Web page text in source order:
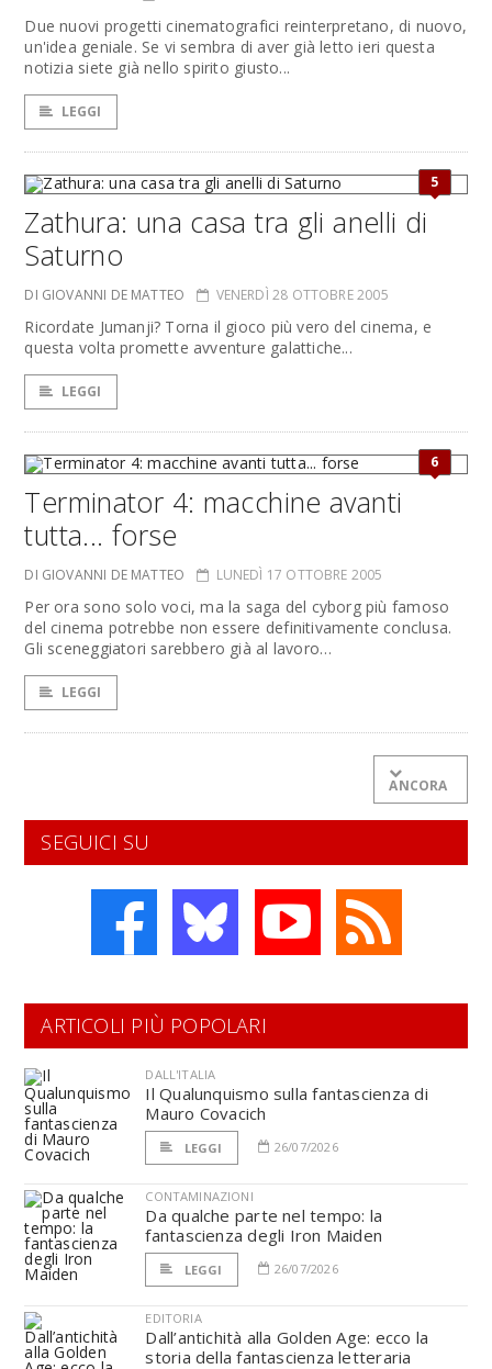
Due nuovi progetti cinematografici reinterpretano, di nuovo,
un'idea geniale. Se vi sembra di aver già letto ieri questa
notizia siete già nello spirito giusto...
LEGGI
5
Zathura: una casa tra gli anelli di
Saturno
DI GIOVANNI DE MATTEO VENERDÌ 28 OTTOBRE 2005
Ricordate Jumanji? Torna il gioco più vero del cinema, e
questa volta promette avventure galattiche...
LEGGI
6
Terminator 4: macchine avanti
tutta... forse
DI GIOVANNI DE MATTEO LUNEDÌ 17 OTTOBRE 2005
Per ora sono solo voci, ma la saga del cyborg più famoso
del cinema potrebbe non essere definitivamente conclusa.
Gli sceneggiatori sarebbero già al lavoro…
LEGGI
ANCORA
SEGUICI SU
ARTICOLI PIÙ POPOLARI
DALL'ITALIA
Il Qualunquismo sulla fantascienza di
Mauro Covacich
LEGGI 26/07/2026
CONTAMINAZIONI
Da qualche parte nel tempo: la
fantascienza degli Iron Maiden
LEGGI 26/07/2026
EDITORIA
Dall’antichità alla Golden Age: ecco la
storia della fantascienza letteraria